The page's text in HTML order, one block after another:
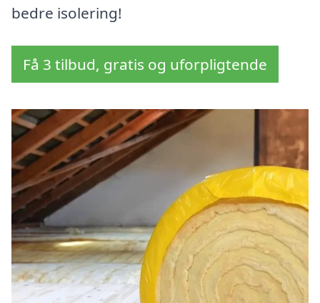
bedre isolering!
Få 3 tilbud, gratis og uforpligtende